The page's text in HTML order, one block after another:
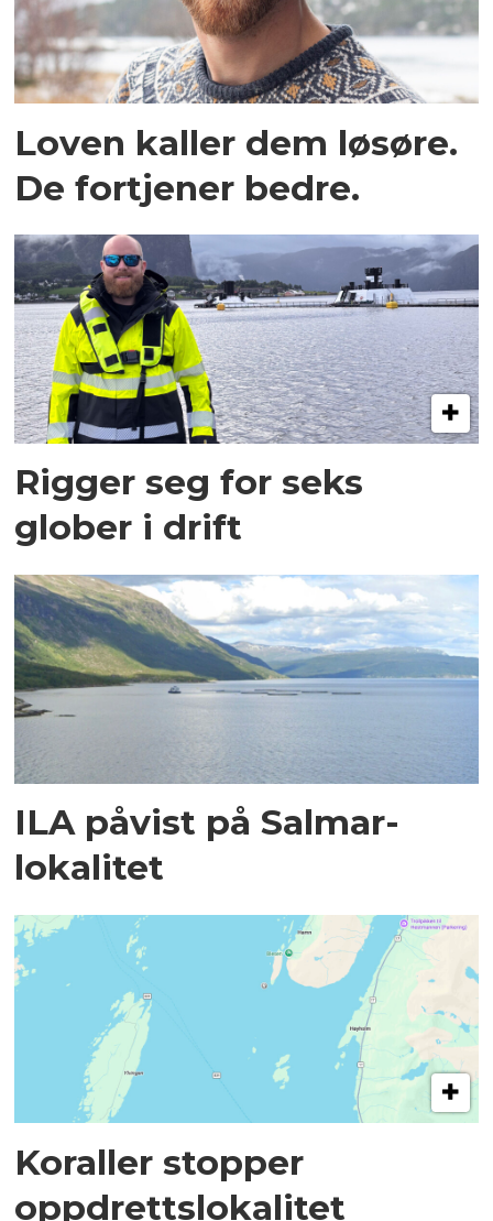
Loven kaller dem løsøre.
De fortjener bedre.
Rigger seg for seks
glober i drift
ILA påvist på Salmar-
lokalitet
Koraller stopper
oppdrettslokalitet